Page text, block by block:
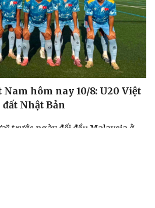
Nam hôm nay 10/8: U20 Việt
Nhật Bản
trước ngày đối đầu Malaysia ở